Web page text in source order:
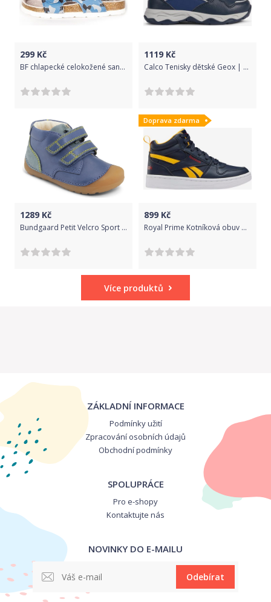
299 Kč
BF chlapecké celokožené sandálky BA5251117 35 modrá
1119 Kč
Calco Tenisky dětské Geox | Černá Modrá | Chlapecké | 32
1289 Kč
Bundgaard Petit Velcro Sport True Bue 20 130 58
Doprava zdarma
899 Kč
Royal Prime Kotníková obuv dětská Reebok Classic | Modrá | Dívčí | 27
Více produktů
ZÁKLADNÍ INFORMACE
Podmínky užití
Zpracování osobních údajů
Obchodní podmínky
SPOLUPRÁCE
Pro e-shopy
Kontaktujte nás
NOVINKY DO E-MAILU
Odebírat